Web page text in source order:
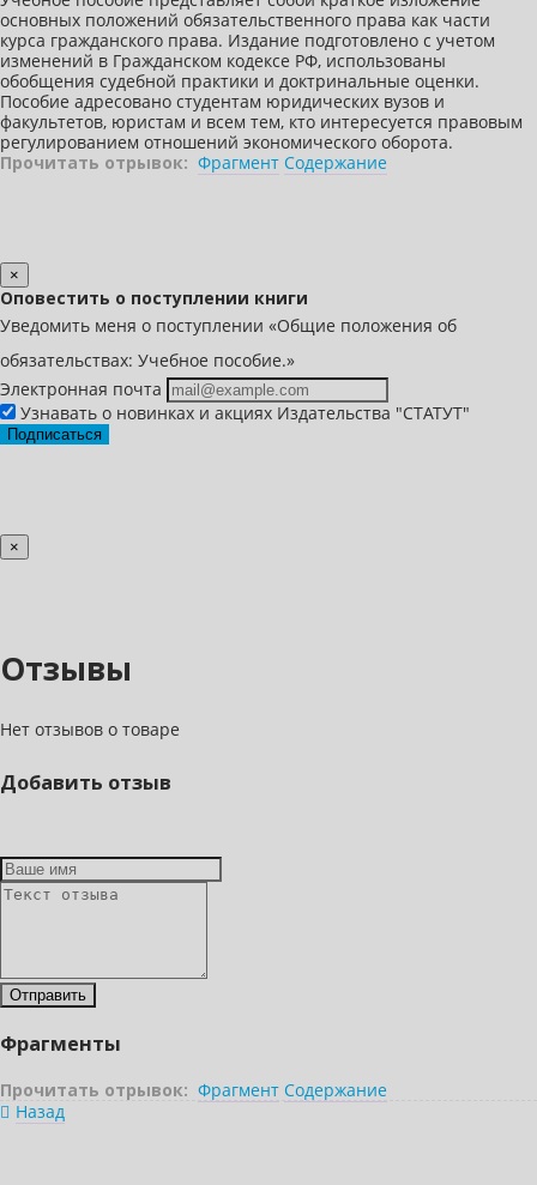
основных положений обязательственного права как части
курса гражданского права. Издание подготовлено с учетом
изменений в Гражданском кодексе РФ, использованы
обобщения судебной практики и доктринальные оценки.
Пособие адресовано студентам юридических вузов и
факультетов, юристам и всем тем, кто интересуется правовым
регулированием отношений экономического оборота.
Прочитать отрывок: Фрагмент Содержание
×
Оповестить о поступлении книги
Уведомить меня о поступлении «Общие положения об
обязательствах: Учебное пособие.»
Электронная почта
Узнавать о новинках и акциях Издательства "СТАТУТ"
Подписаться
×
Отзывы
Нет отзывов о товаре
Добавить отзыв
Фрагменты
Прочитать отрывок: Фрагмент Содержание
Назад